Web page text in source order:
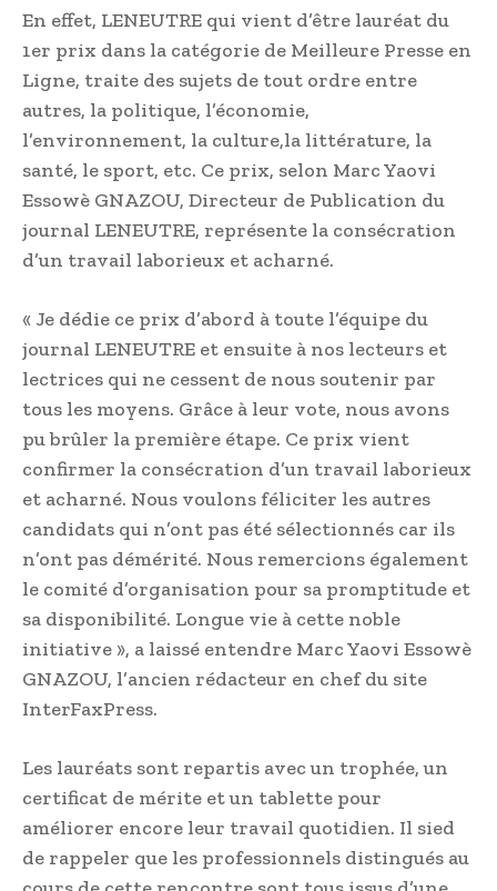
En effet, LENEUTRE qui vient d’être lauréat du
1er prix dans la catégorie de Meilleure Presse en
Ligne, traite des sujets de tout ordre entre
autres, la politique, l’économie,
l’environnement, la culture,la littérature, la
santé, le sport, etc. Ce prix, selon Marc Yaovi
Essowè GNAZOU, Directeur de Publication du
journal LENEUTRE, représente la consécration
d’un travail laborieux et acharné.
« Je dédie ce prix d’abord à toute l’équipe du
journal LENEUTRE et ensuite à nos lecteurs et
lectrices qui ne cessent de nous soutenir par
tous les moyens. Grâce à leur vote, nous avons
pu brûler la première étape. Ce prix vient
confirmer la consécration d’un travail laborieux
et acharné. Nous voulons féliciter les autres
candidats qui n’ont pas été sélectionnés car ils
n’ont pas démérité. Nous remercions également
le comité d’organisation pour sa promptitude et
sa disponibilité. Longue vie à cette noble
initiative », a laissé entendre Marc Yaovi Essowè
GNAZOU, l’ancien rédacteur en chef du site
InterFaxPress.
Les lauréats sont repartis avec un trophée, un
certificat de mérite et un tablette pour
améliorer encore leur travail quotidien. Il sied
de rappeler que les professionnels distingués au